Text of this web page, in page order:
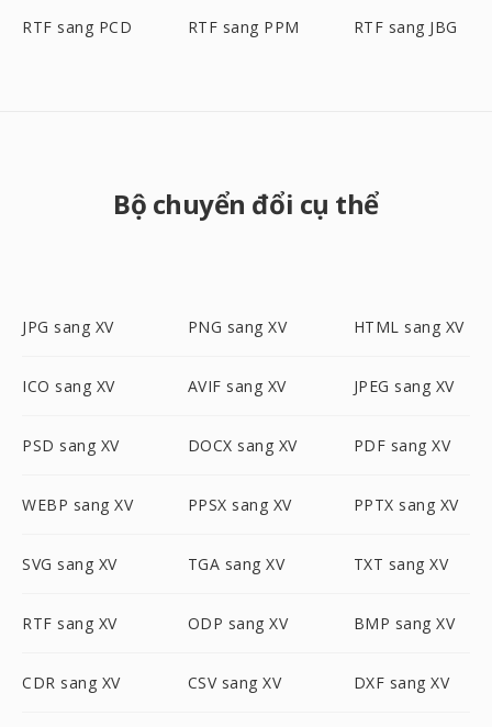
RTF sang PCD RTF sang PPM RTF sang JBG
Bộ chuyển đổi cụ thể
JPG sang XV PNG sang XV HTML sang XV
ICO sang XV AVIF sang XV JPEG sang XV
PSD sang XV DOCX sang XV PDF sang XV
WEBP sang XV PPSX sang XV PPTX sang XV
SVG sang XV TGA sang XV TXT sang XV
RTF sang XV ODP sang XV BMP sang XV
CDR sang XV CSV sang XV DXF sang XV